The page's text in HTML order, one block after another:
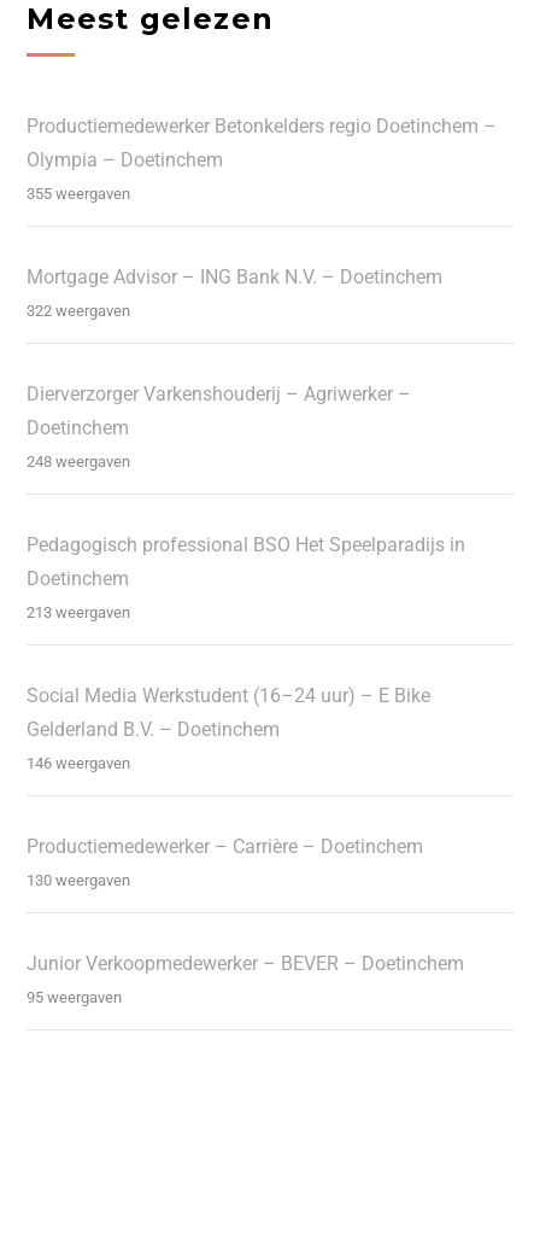
Meest gelezen
Productiemedewerker Betonkelders regio Doetinchem –
Olympia – Doetinchem
355 weergaven
Mortgage Advisor – ING Bank N.V. – Doetinchem
322 weergaven
Dierverzorger Varkenshouderij – Agriwerker –
Doetinchem
248 weergaven
Pedagogisch professional BSO Het Speelparadijs in
Doetinchem
213 weergaven
Social Media Werkstudent (16–24 uur) – E Bike
Gelderland B.V. – Doetinchem
146 weergaven
Productiemedewerker – Carrière – Doetinchem
130 weergaven
Junior Verkoopmedewerker – BEVER – Doetinchem
95 weergaven